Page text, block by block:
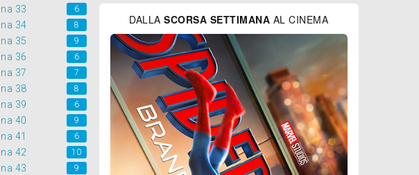
33 6
34 8
35 9
36 6
37 7
38 8
39 6
40 9
41 6
42 10
43 9
DALLASCORSA SETTIMANA AL CINEMA